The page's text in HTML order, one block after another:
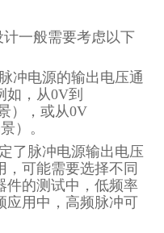
一般需要考虑以下
冲电源的输出电压通
如，从0V到
），或从0V
）。
了脉冲电源输出电压
，可能需要选择不同
件的测试中，低频率
应用中，高频脉冲可